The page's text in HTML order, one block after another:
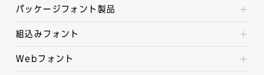
パッケージフォント製品
組込みフォント
Webフォント